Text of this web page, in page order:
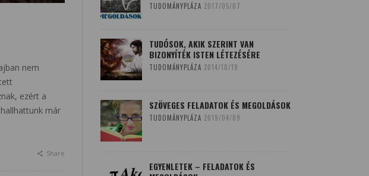
nem
ezért a
már
Share
TUDOMÁNYPLÁZA 2017/05/07
TUDÓSOK, AKIK SZERINT VAN
BIZONYÍTÉK ISTEN LÉTEZÉSÉRE
TUDOMÁNYPLÁZA 2014/10/19
SZÖVEGES FELADATOK ÉS MEGOLDÁSOK
TUDOMÁNYPLÁZA 2019/04/09
EGYENLETEK – FELADATOK ÉS